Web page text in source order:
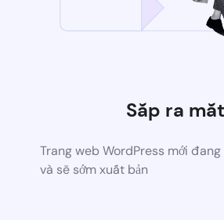
Sắp ra mắt
Trang web WordPress mới
và sẽ sớm xuất bản